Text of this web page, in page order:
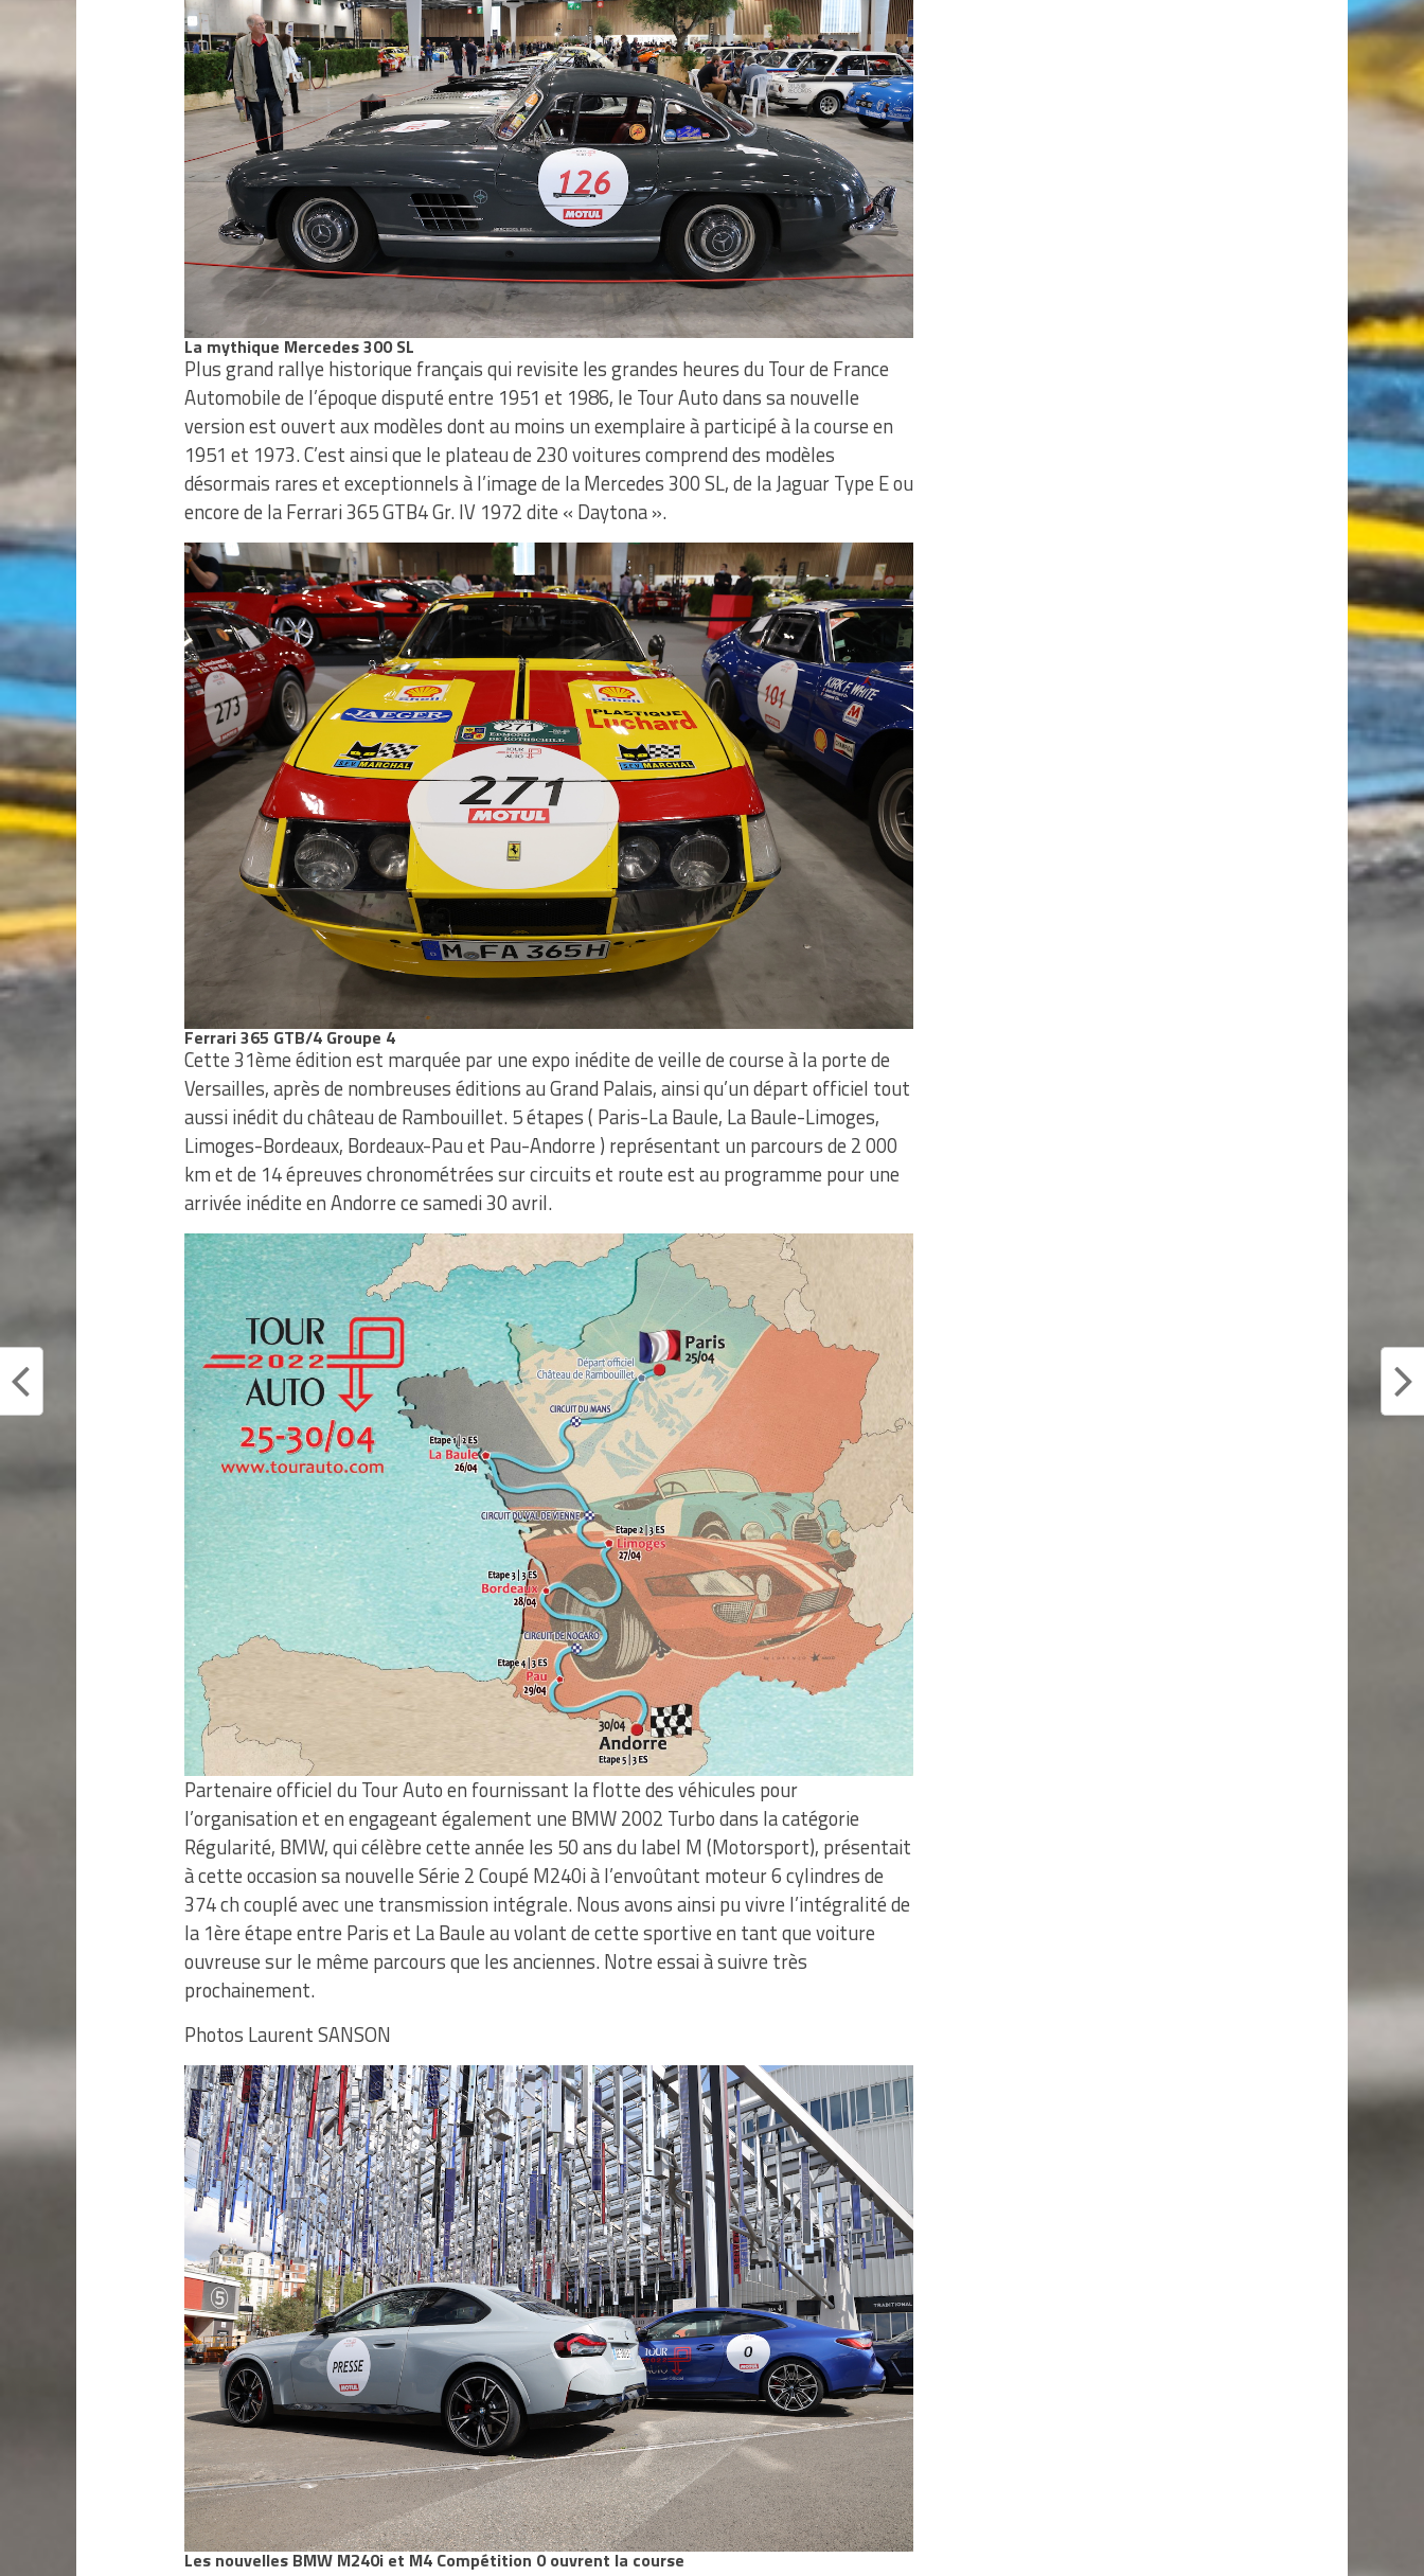
La mythique Mercedes 300 SL
Plus grand rallye historique français qui revisite les grandes heures du Tour de France
Automobile de l’époque disputé entre 1951 et 1986, le Tour Auto dans sa nouvelle
version est ouvert aux modèles dont au moins un exemplaire à participé à la course en
1951 et 1973. C’est ainsi que le plateau de 230 voitures comprend des modèles
désormais rares et exceptionnels à l’image de la Mercedes 300 SL, de la Jaguar Type E ou
encore de la Ferrari 365 GTB4 Gr. IV 1972 dite « Daytona ».
Ferrari 365 GTB/4 Groupe 4
Cette 31ème édition est marquée par une expo inédite de veille de course à la porte de
Versailles, après de nombreuses éditions au Grand Palais, ainsi qu’un départ officiel tout
aussi inédit du château de Rambouillet. 5 étapes ( Paris-La Baule, La Baule-Limoges,
Limoges-Bordeaux, Bordeaux-Pau et Pau-Andorre ) représentant un parcours de 2 000
km et de 14 épreuves chronométrées sur circuits et route est au programme pour une
arrivée inédite en Andorre ce samedi 30 avril.
Partenaire officiel du Tour Auto en fournissant la flotte des véhicules pour
l’organisation et en engageant également une BMW 2002 Turbo dans la catégorie
Régularité, BMW, qui célèbre cette année les 50 ans du label M (Motorsport), présentait
à cette occasion sa nouvelle Série 2 Coupé M240i à l’envoûtant moteur 6 cylindres de
374 ch couplé avec une transmission intégrale. Nous avons ainsi pu vivre l’intégralité de
la 1ère étape entre Paris et La Baule au volant de cette sportive en tant que voiture
ouvreuse sur le même parcours que les anciennes. Notre essai à suivre très
prochainement.
Photos Laurent SANSON
Les nouvelles BMW M240i et M4 Compétition 0 ouvrent la course